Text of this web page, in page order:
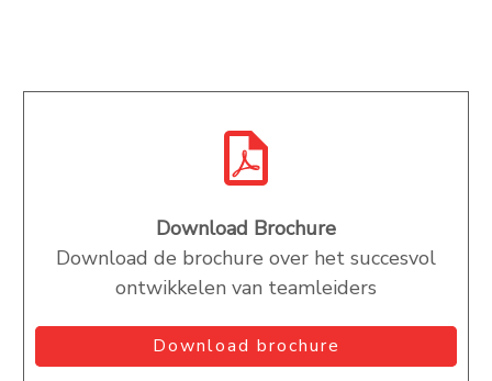
Download Brochure
Download de brochure over het succesvol
ontwikkelen van teamleiders
Download brochure